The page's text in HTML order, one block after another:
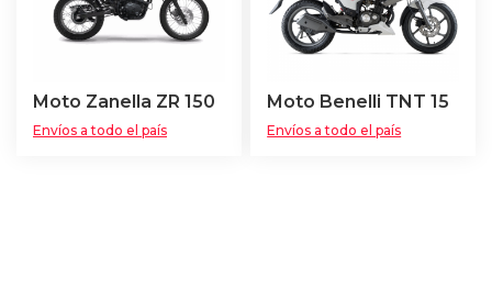
Moto Zanella ZR 150
Envíos a todo el país
Moto Benelli TNT 15
Envíos a todo el país